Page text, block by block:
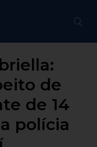
de
de 14
polícia